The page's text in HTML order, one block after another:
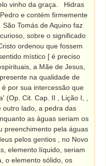
vinho da graça.
Hidras
e contém firmemente
São Tomás de Aquino faz
sobre o significado
ordenou que fossem
místico [ é preciso
a Mãe de Jesus,
na qualidade de
por sua intercessão que
(Op. Cit. Cap. II , Lição I, ,
outro lado, a pedra das
as águas seriam os
preenchimento pela águas
pelos gentios , no Novo
elemento líquido, seriam
o elemento sólido, os